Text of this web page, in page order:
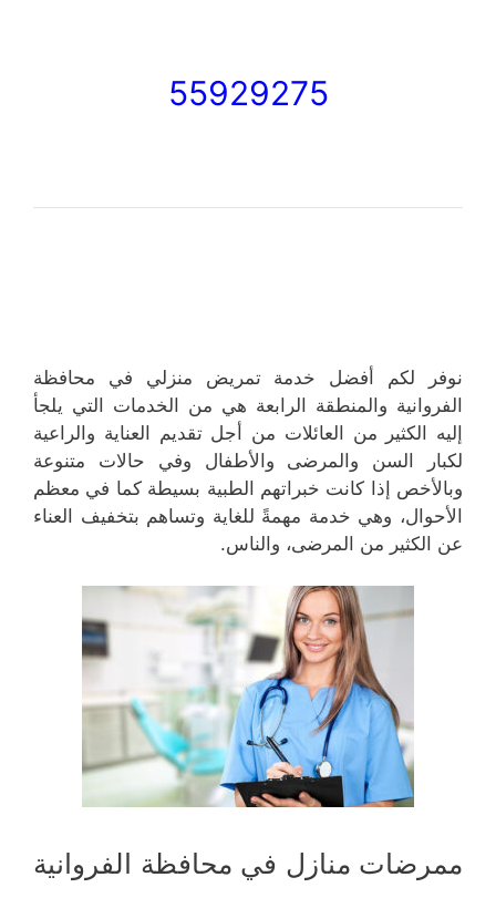
55929275
نوفر لكم أفضل خدمة تمريض منزلي في محافظة
الفروانية والمنطقة الرابعة هي من الخدمات التي يلجأ
إليه الكثير من العائلات من أجل تقديم العناية والراعية
لكبار السن والمرضى والأطفال وفي حالات متنوعة
وبالأخص إذا كانت خبراتهم الطبية بسيطة كما في معظم
الأحوال، وهي خدمة مهمةً للغاية وتساهم بتخفيف العناء
عن الكثير من المرضى، والناس.
ممرضات منازل في محافظة الفروانية